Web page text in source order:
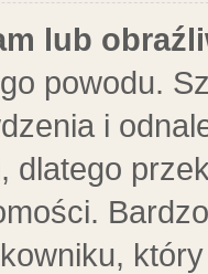
lub
powodu.
i
dlatego